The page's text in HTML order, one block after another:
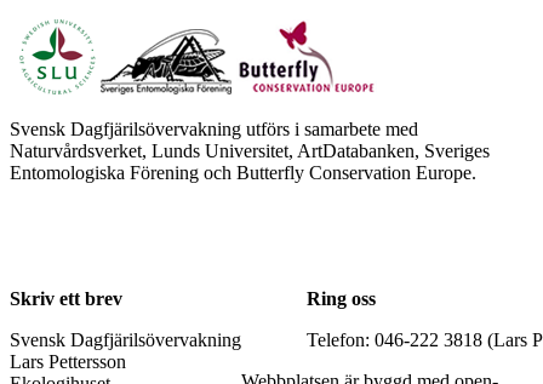
Svensk Dagfjärilsövervakning utförs i samarbete med
Naturvårdsverket, Lunds Universitet, ArtDatabanken, Sveriges
Entomologiska Förening och Butterfly Conservation Europe.
Skriv ett brev
Svensk Dagfjärilsövervakning
Lars Pettersson
Ring oss
Telefon: 046-222 3818 (Lars